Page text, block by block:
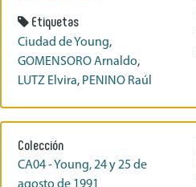
Etiquetas
Ciudad de Young,
GOMENSORO Arnaldo,
LUTZ Elvira, PENINO Raúl
Colección
CA04 - Young, 24 y 25 de